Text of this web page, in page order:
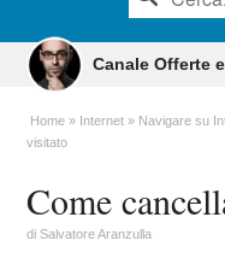
Canale Offerte
Home Internet Navigare su
visitato
Come
diSalvatore Aranzulla